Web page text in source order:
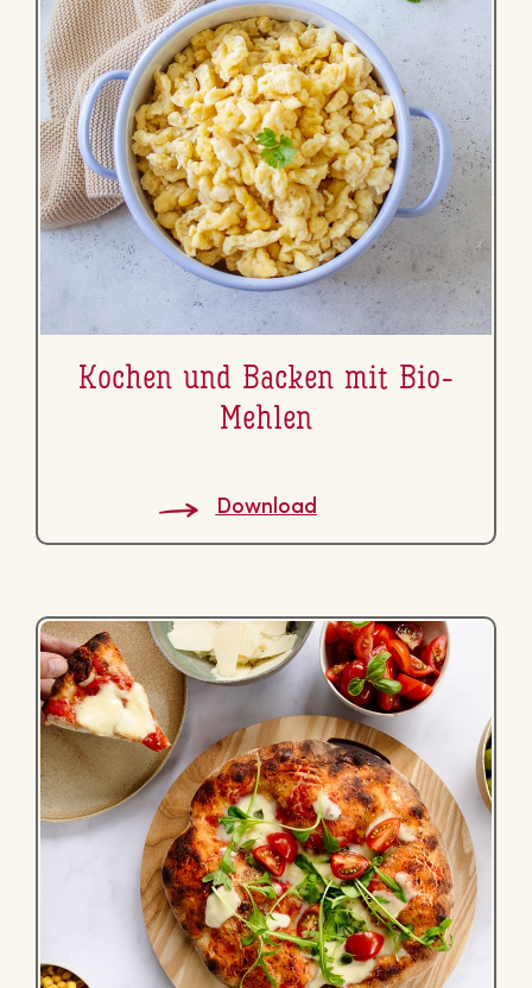
Kochen und Backen mit Bio-
Mehlen
Download